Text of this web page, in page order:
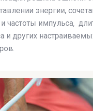
энергии,
частоты импульса,
и других